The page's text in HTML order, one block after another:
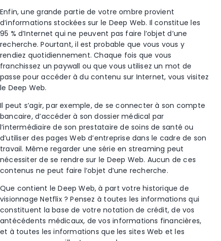
Enfin, une grande partie de votre ombre provient
d’informations stockées sur le Deep Web. Il constitue les
95 % d’Internet qui ne peuvent pas faire l’objet d’une
recherche. Pourtant, il est probable que vous vous y
rendiez quotidiennement. Chaque fois que vous
franchissez un paywall ou que vous utilisez un mot de
passe pour accéder à du contenu sur Internet, vous visitez
le Deep Web.
Il peut s’agir, par exemple, de se connecter à son compte
bancaire, d’accéder à son dossier médical par
l’intermédiaire de son prestataire de soins de santé ou
d’utiliser des pages Web d’entreprise dans le cadre de son
travail. Même regarder une série en streaming peut
nécessiter de se rendre sur le Deep Web. Aucun de ces
contenus ne peut faire l’objet d’une recherche.
Que contient le Deep Web, à part votre historique de
visionnage Netflix ? Pensez à toutes les informations qui
constituent la base de votre notation de crédit, de vos
antécédents médicaux, de vos informations financières,
et à toutes les informations que les sites Web et les